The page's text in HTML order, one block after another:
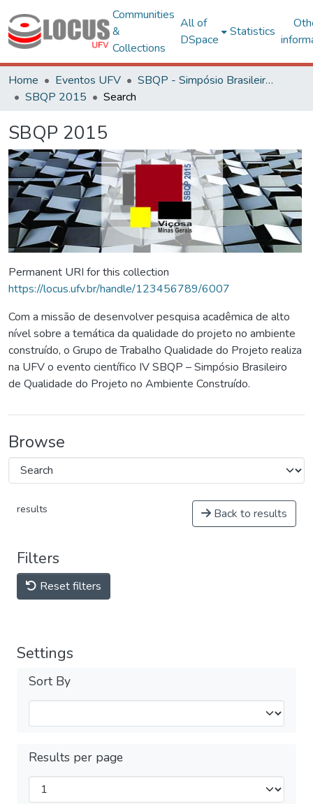
Communities
&
Collections
All of
DSpace
Statistics
Home Eventos UFV
SBQP - Simpósio Brasileiro de Qualidade do Projeto no Ambiente Construído
SBQP 2015
Search
SBQP 2015
Permanent URI for this collection
https://locus.ufv.br/handle/123456789/6007
Com a missão de desenvolver pesquisa acadêmica de alto
nível sobre a temática da qualidade do projeto no ambiente
construído, o Grupo de Trabalho Qualidade do Projeto realiza
na UFV o evento científico IV SBQP – Simpósio Brasileiro
de Qualidade do Projeto no Ambiente Construído.
Browse
results Back to results
Filters
Reset filters
Settings
Sort By
Results per page